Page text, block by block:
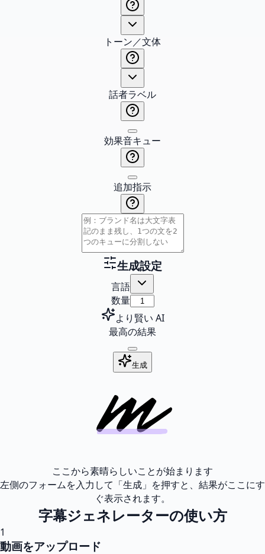
トーン／文体
話者ラベル
効果音キュー
追加指示
生成設定
言語
数量
より賢い AI
最高の結果
生成
ここから素晴らしいことが始まります
左側のフォームを入力して「生成」を押すと、結果がここにす
ぐ表示されます。
字幕ジェネレーターの使い方
1
動画をアップロード